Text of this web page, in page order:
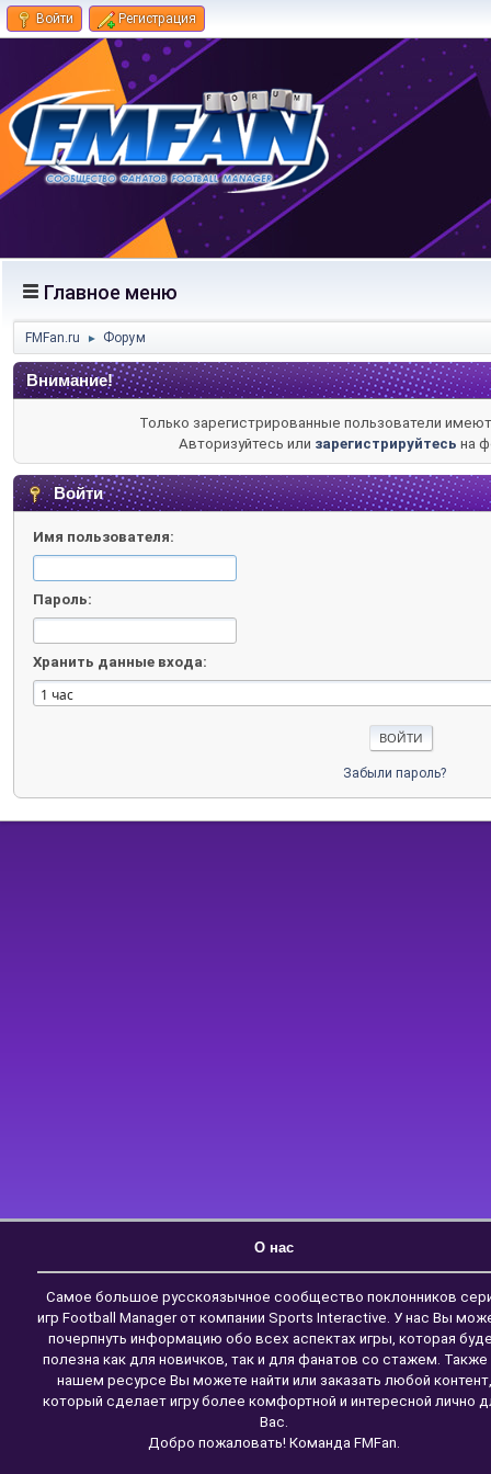
Войти Регистрация
Главное меню
FMFan.ru ► Форум
Внимание!
Только зарегистрированные пользователи
Авторизуйтесь или зарегистрируйтесь на
Войти
Имя пользователя:
Пароль:
Хранить данные входа:
Забыли пароль?
О нас
Самое большое русскоязычное сообщество поклонников
игр Football Manager от компании Sports Interactive. У нас Вы
почерпнуть информацию обо всех аспектах игры, которая
полезна как для новичков, так и для фанатов со стажем. Также
нашем ресурсе Вы можете найти или заказать любой контент,
который сделает игру более комфортной и интересной лично
Вас.
Добро пожаловать! Команда FMFan.